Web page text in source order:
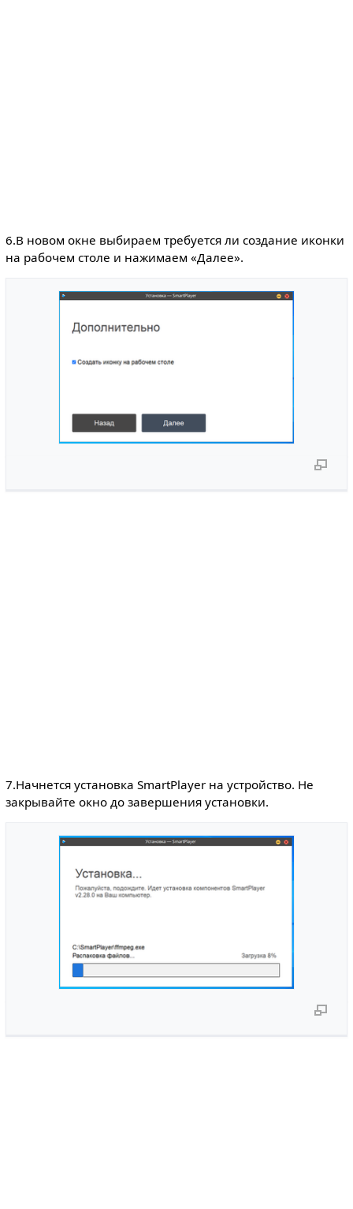
6.В новом окне выбираем требуется ли создание иконки
на рабочем столе и нажимаем «Далее».
7.Начнется установка SmartPlayer на устройство. Не
закрывайте окно до завершения установки.